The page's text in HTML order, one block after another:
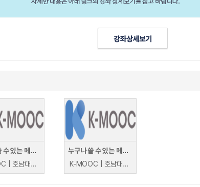
누구나 쓸 수 있는 메타버스(Metaverse that anyone can use)
K-MOOC | 호남대학교 장윤경, 이문영, 이성아
누구나 쓸 수 있는 메타버스(Metaverse that anyone can use)
K-MOOC | 호남대학교 장윤경, 이문영, 이성아